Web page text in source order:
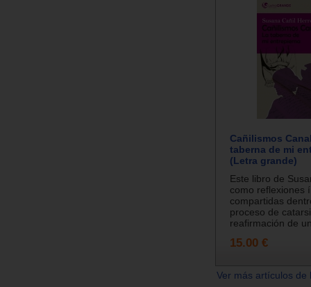
Cañilismos
taberna de mi
(Letra grande)
Este libro de
como reflexiones
compartidas
proceso de
reafirmación de
15.00 €
Ver más artículos